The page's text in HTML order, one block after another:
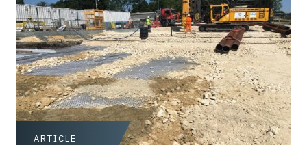
ARTICLE